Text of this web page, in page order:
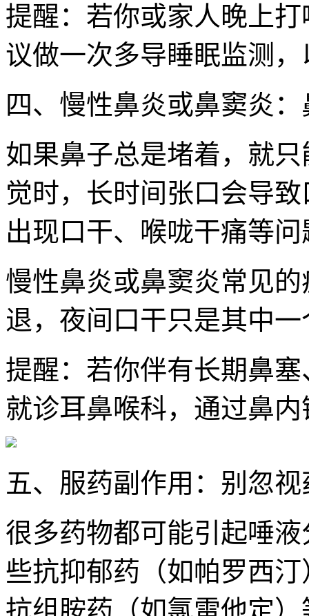
提醒：若你或家人晚上
议做一次多导睡眠监测
四、慢性鼻炎或鼻窦炎
如果鼻子总是堵着，就
觉时，长时间张口会导
出现口干、喉咙干痛等问
慢性鼻炎或鼻窦炎常见
退，夜间口干只是其中
提醒：若你伴有长期鼻
就诊耳鼻喉科，通过鼻
五、服药副作用：别忽
很多药物都可能引起唾
些抗抑郁药（如帕罗西
抗组胺药（如氯雷他定）